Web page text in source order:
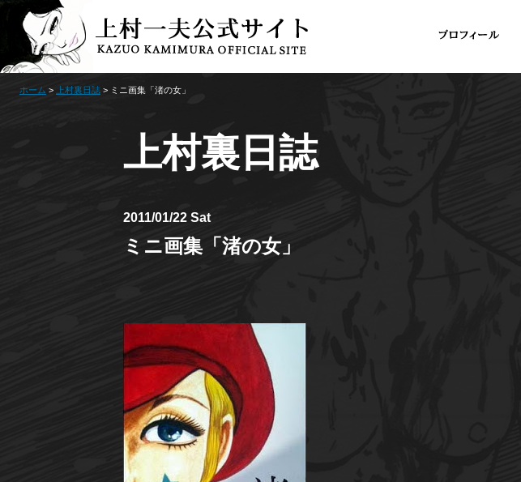
ホーム > 上村裏日誌 > ミニ画集「渚の女」
上村裏日誌
2011/01/22 Sat
ミニ画集「渚の女」